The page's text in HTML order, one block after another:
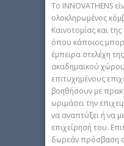
Tο INNOVATHENS
ολοκληρωμένος
Καινοτομίας και
όπου κάποιος
έμπειρα στελέχη
ακαδημαϊκού
επιτυχημένους
βοηθήσουν με
ωριμάσει την
να αναπτύξει ή να
επιχείρησή του.
δωρεάν πρόσβαση